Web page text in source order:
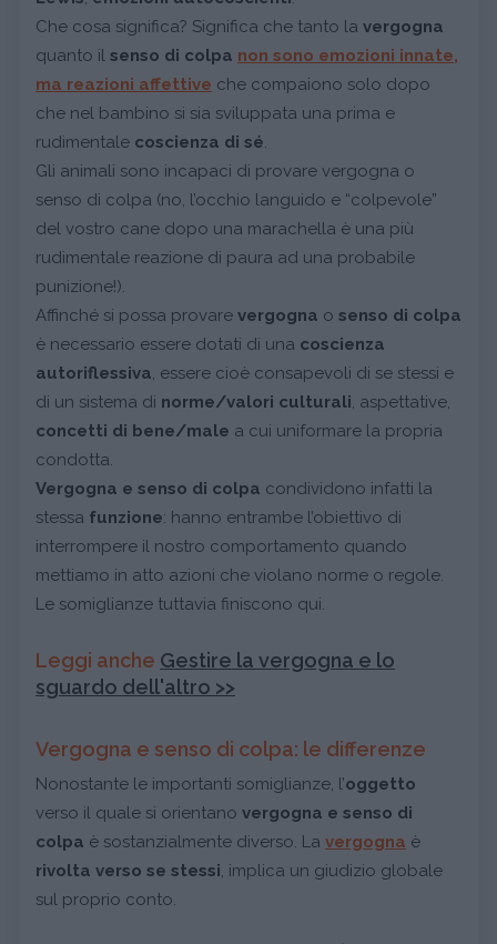
Che cosa significa? Significa che tanto la vergogna
quanto il senso di colpa non sono emozioni innate,
ma reazioni affettive che compaiono solo dopo
che nel bambino si sia sviluppata una prima e
rudimentale coscienza di sé
Gli animali sono incapaci di provare vergogna o
senso di colpa (no, l’occhio languido e “colpevole”
del vostro cane dopo una marachella è una più
rudimentale reazione di paura ad una probabile
punizione!).
Affinché si possa provare vergogna o senso di colpa
è necessario essere dotati di una coscienza
autoriflessiva , essere cioè consapevoli di se stessi e
di un sistema di norme/valori culturali , aspettative,
concetti di bene/male a cui uniformare la propria
condotta.
Vergogna e senso di colpa condividono infatti la
stessa funzione: hanno entrambe l’obiettivo di
interrompere il nostro comportamento quando
mettiamo in atto azioni che violano norme o regole.
Le somiglianze tuttavia finiscono qui.
Leggi anche Gestire la vergogna e lo
sguardo dell'altro >>
Vergogna e senso di colpa: le differenze
Nonostante le importanti somiglianze, l’oggetto
verso il quale si orientano vergogna e senso di
colpa è sostanzialmente diverso. La vergogna è
rivolta verso se stessi , implica un giudizio globale
sul proprio conto.